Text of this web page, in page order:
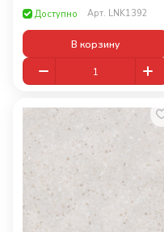
обрезной 60x60
Доступно Арт. LNK1392
В корзину